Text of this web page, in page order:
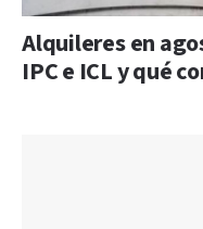
Alquileres en
IPC e ICL y qué